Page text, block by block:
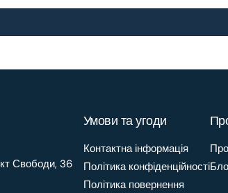
Свободи, 36
Умови та угоди
Контактна інформація
Політика конфіденційності
Політика повернення